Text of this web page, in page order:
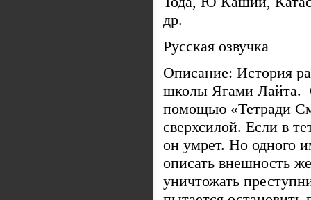
др.
Русская озвучка
Описание: История
школы Ягами Лайта.
помощью «Тетради
сверхсилой. Если в
он умрет. Но одного
описать внешность
уничтожать